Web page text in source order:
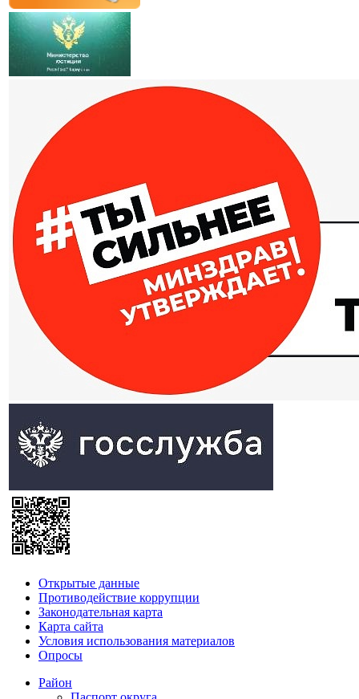
Открытые данные
Противодействие коррупции
Законодательная карта
Карта сайта
Условия использования материалов
Опросы
Район